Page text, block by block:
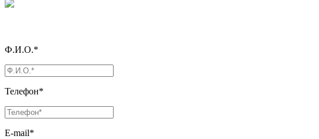
Ф.И.О.*
Телефон*
E-mail*